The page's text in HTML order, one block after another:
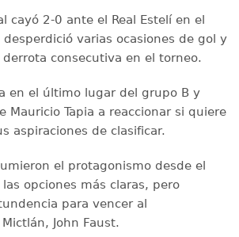
cayó 2-0 ante el Real Estelí en el
desperdició varias ocasiones de gol y
consecutiva en el torneo.
en el último lugar del grupo B y
Mauricio Tapia a reaccionar si quiere
aspiraciones de clasificar.
el protagonismo desde el
opciones más claras, pero
para vencer al
John Faust.